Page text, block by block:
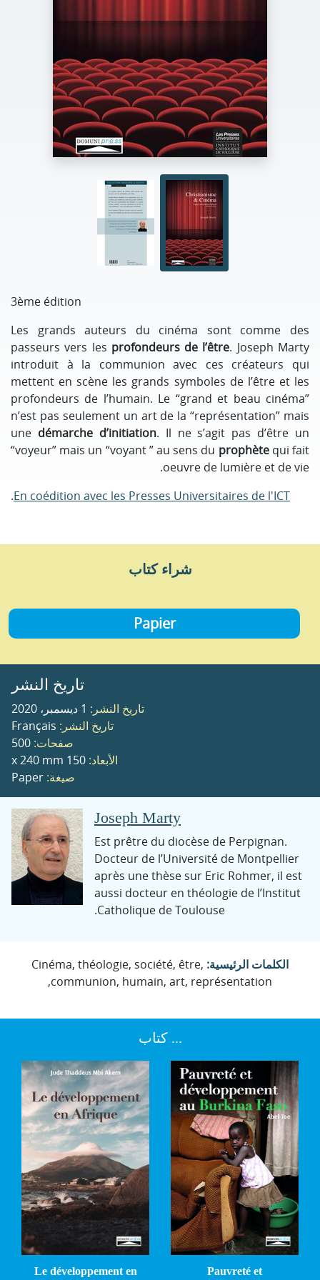
3ème édition
Les grands auteurs du cinéma sont comme des
passeurs vers les profondeurs de l’être. Joseph Marty
introduit à la communion avec ces créateurs qui
mettent en scène les grands symboles de l’être et les
profondeurs de l’humain. Le “grand et beau cinéma”
n’est pas seulement un art de la “représentation” mais
une démarche d’initiation. Il ne s’agit pas d’être un
“voyeur” mais un “voyant ” au sens du prophètequi fait
oeuvre de lumière et de vie.
En coédition avec les Presses Universitaires de l'ICT
.
شراء كتاب
Papier
تاريخ النشر
تاريخ النشر:
تاريخ النشر:
صفحات:
الأبعاد:
صيغة:
Joseph Marty
Est prêtre du diocèse de Perpignan.
Docteur de l’Université de Montpellier
après une thèse sur Eric Rohmer, il est
aussi docteur en théologie de l’Institut
Catholique de Toulouse.
الكلمات الرئيسية: Cinéma, théologie, société, être,
communion, humain, art, représentation,
... كتاب
Pauvreté et
Le développement en